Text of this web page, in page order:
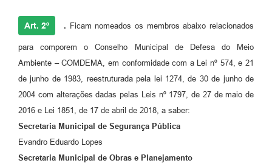
Art. 2º . Ficam nomeados os membros abaixo relacionados
para comporem o Conselho Municipal de Defesa do Meio
Ambiente – COMDEMA, em conformidade com a Lei nº 574, e 21
de junho de 1983, reestruturada pela lei 1274, de 30 de junho de
2004 com alterações dadas pelas Leis nº 1797, de 27 de maio de
2016 e Lei 1851, de 17 de abril de 2018, a saber:
Secretaria Municipal de Segurança Pública
Evandro Eduardo Lopes
Secretaria Municipal de Obras e Planejamento